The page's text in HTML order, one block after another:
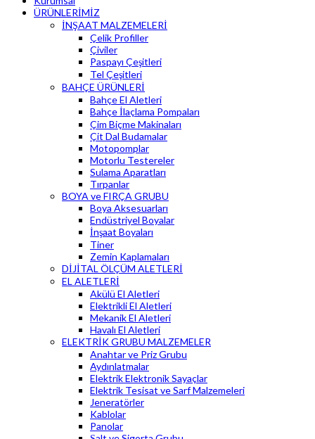
ÜRÜNLERİMİZ
İNŞAAT MALZEMELERİ
Çelik Profiller
Çiviler
Paspayı Çeşitleri
Tel Çeşitleri
BAHÇE ÜRÜNLERİ
Bahçe El Aletleri
Bahçe İlaçlama Pompaları
Çim Biçme Makinaları
Çit Dal Budamalar
Motopomplar
Motorlu Testereler
Sulama Aparatları
Tırpanlar
BOYA ve FIRÇA GRUBU
Boya Aksesuarları
Endüstriyel Boyalar
İnşaat Boyaları
Tiner
Zemin Kaplamaları
DİJİTAL ÖLÇÜM ALETLERİ
EL ALETLERİ
Akülü El Aletleri
Elektrikli El Aletleri
Mekanik El Aletleri
Havalı El Aletleri
ELEKTRİK GRUBU MALZEMELER
Anahtar ve Priz Grubu
Aydınlatmalar
Elektrik Elektronik Sayaçlar
Elektrik Tesisat ve Sarf Malzemeleri
Jeneratörler
Kablolar
Panolar